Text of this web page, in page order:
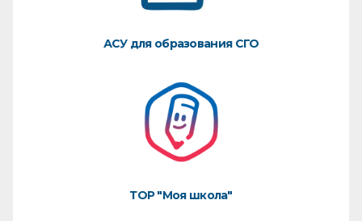
АСУ для образования СГО
ТОР "Моя школа"